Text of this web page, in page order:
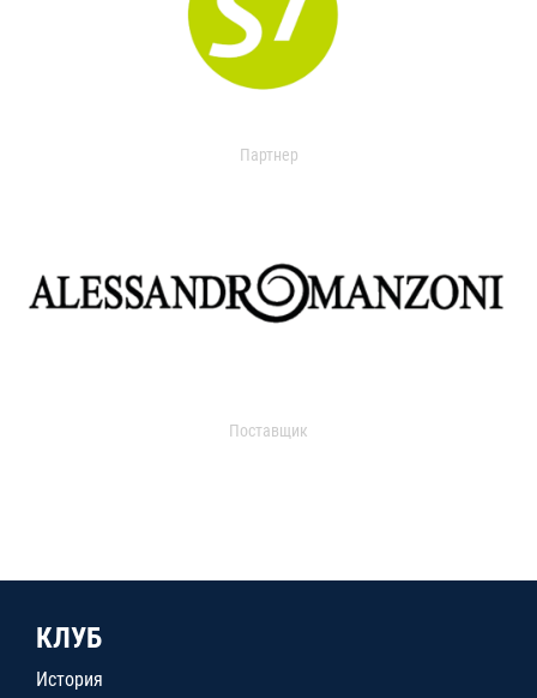
Партнер
Поставщик
КЛУБ
История